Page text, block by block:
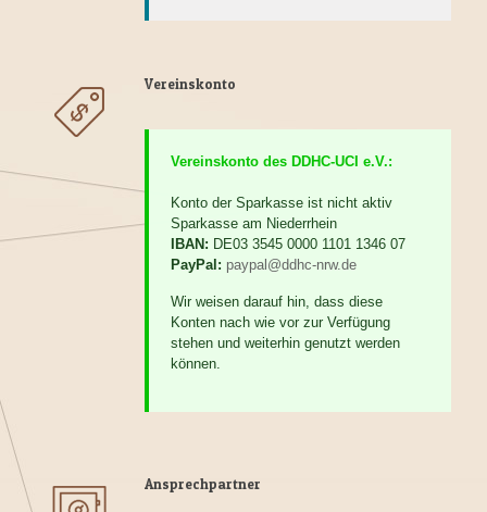
Vereinskonto
Vereinskonto des DDHC-UCI e.V.:
Konto der Sparkasse ist nicht aktiv
Sparkasse am Niederrhein
IBAN: DE03 3545 0000 1101 1346 07
PayPal: paypal@ddhc-nrw.de
Wir weisen darauf hin, dass diese
Konten nach wie vor zur Verfügung
stehen und weiterhin genutzt werden
können.
Ansprechpartner